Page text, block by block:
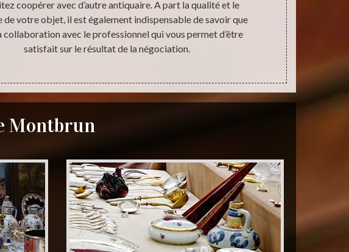
coopérer avec d’autre antiquaire. A part la qualité et le
de votre objet, il est également indispensable de savoir que
collaboration avec le professionnel qui vous permet d’être
satisfait sur le résultat de la négociation.
Montbrun